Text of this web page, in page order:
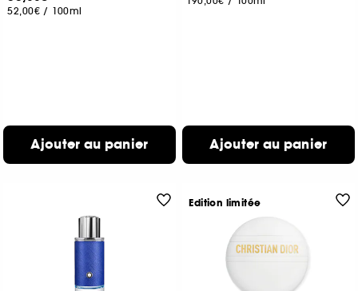
52,00€ / 100ml
Ajouter au panier Ajouter au panier
Edition limitée